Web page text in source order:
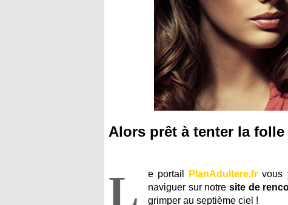
Alors prêt à tenter la
L e portail PlanAdultere.fr vous
naviguer sur notresite de
grimper au septième ciel !